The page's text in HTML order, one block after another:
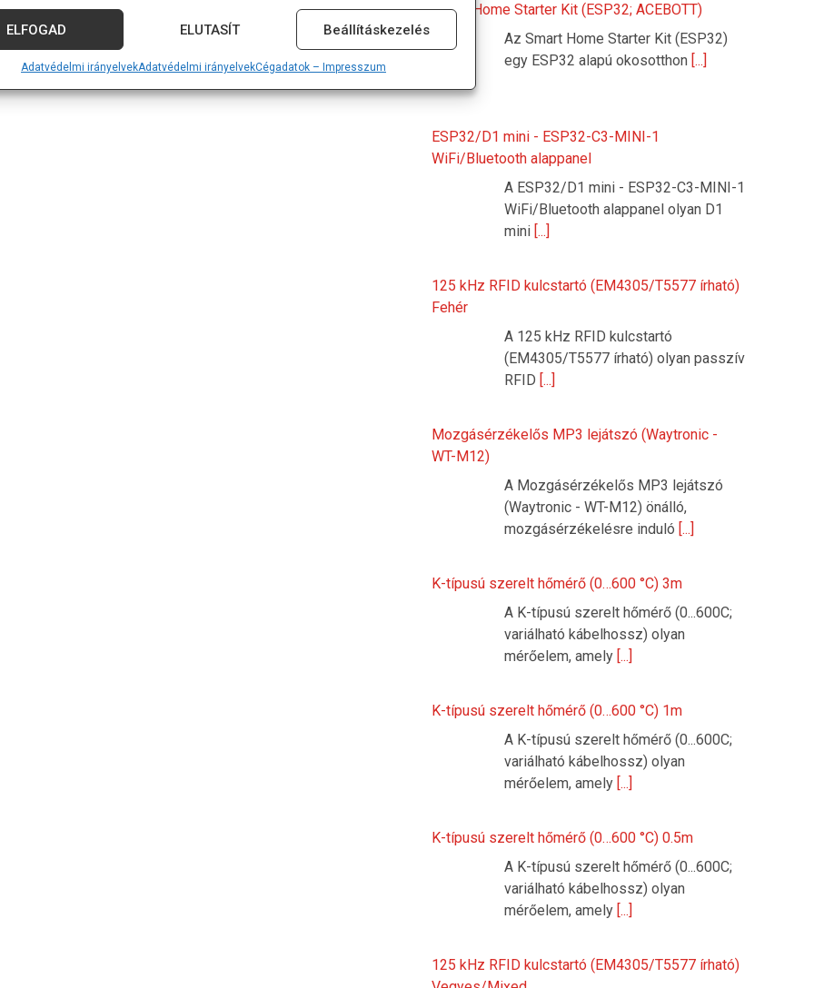
származó adatok párosítása és kombinálása, Különböző
összekapcsolása, Eszközök azonosítása automatikusan továbbított
alapján.
földrajzi helymeghatározási adatok felhasználása.
Always active
ELFOGAD ELUTASÍT Beállításkezelés
Adatvédelmi irányelvekAdatvédelmi irányelvekCégadatok – Impresszum
Smart Home Starter Kit (ESP32; ACEBOTT)
Az Smart Home Starter Kit (ESP32)
egy ESP32 alapú okosotthon [...]
ESP32/D1 mini - ESP32-C3-MINI-1
WiFi/Bluetooth alappanel
A ESP32/D1 mini - ESP32-C3-MINI-1
WiFi/Bluetooth alappanel olyan D1
mini [...]
125 kHz RFID kulcstartó (EM4305/T5577 írható)
Fehér
A 125 kHz RFID kulcstartó
(EM4305/T5577 írható) olyan passzív
RFID [...]
Mozgásérzékelős MP3 lejátszó (Waytronic -
WT-M12)
A Mozgásérzékelős MP3 lejátszó
(Waytronic - WT-M12) önálló,
mozgásérzékelésre induló [...]
K-típusú szerelt hőmérő (0…600 °C) 3m
A K-típusú szerelt hőmérő (0...600C;
variálható kábelhossz) olyan
mérőelem, amely [...]
K-típusú szerelt hőmérő (0…600 °C) 1m
A K-típusú szerelt hőmérő (0...600C;
variálható kábelhossz) olyan
mérőelem, amely [...]
K-típusú szerelt hőmérő (0…600 °C) 0.5m
A K-típusú szerelt hőmérő (0...600C;
variálható kábelhossz) olyan
mérőelem, amely [...]
125 kHz RFID kulcstartó (EM4305/T5577 írható)